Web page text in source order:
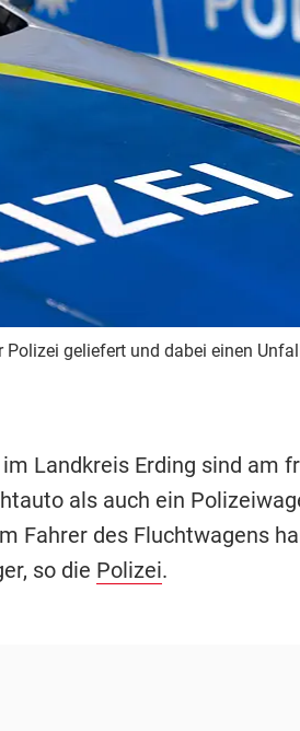
geliefert und dabei einen
Landkreis Erding sind am
als auch ein
Fahrer des Fluchtwagens
so die Polizei.